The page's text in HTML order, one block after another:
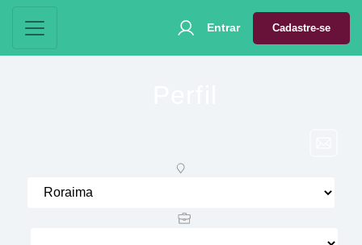
Entrar Cadastre-se